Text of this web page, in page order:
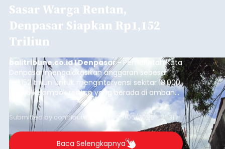
Sasar Warga Rentan,
Denpasar Siapkan Rp1,152
Triliun
balitribune.co.id I Denpasar - Pemerintah Kota
Denpasar mengalokasikan anggaran sebesar
Rp1,152 triliun untuk mengintervensi sekitar 18.000
warga kelompok rentan yang berada di ambang
garis kemiskinan. Langkah strategis ini diambil
guna menjaga masyarakat yang berada pada
kelompok desil 5 dan 6 tersebut agar tidak
merosot ke kategori miskin.
Submitted by contributor Thu, 08/06/2026 - 21:31
Baca Selengkapnya